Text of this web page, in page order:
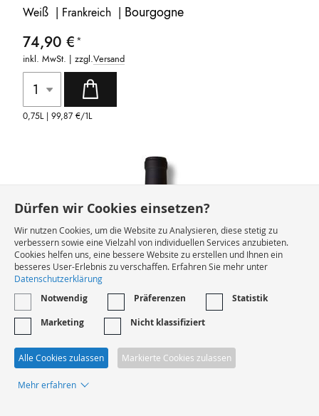
Weiß | Frankreich | Bourgogne
74,90 €
inkl. MwSt. | zzgl.Versand
0,75L |99,87 €/1L
Dürfen wir Cookies einsetzen?
Wir nutzen Cookies, um die Website zu Analysieren, diese stetig zu
verbessern sowie eine Vielzahl von individuellen Services anzubieten.
Cookies helfen uns, eine bessere Website zu erstellen und Ihnen ein
besseres User-Erlebnis zu verschaffen. Erfahren Sie mehr unter
Datenschutzerklärung
Notwendig Präferenzen
Statistik
Marketing
Nicht klassifiziert
Alle Cookies zulassen Markierte Cookies zulassen
Mehr erfahren